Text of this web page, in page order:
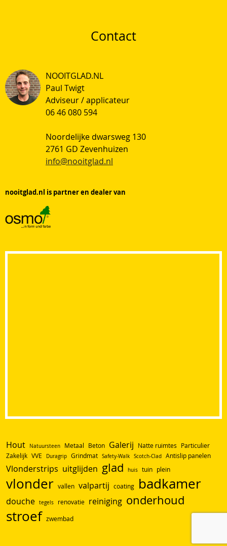
Contact
NOOITGLAD.NL
Paul Twigt
Adviseur / applicateur
06 46 080 594
Noordelijke dwarsweg 130
2761 GD Zevenhuizen
info@nooitglad.nl
nooitglad.nl is partner en dealer van
Hout Natuursteen Metaal Beton Galerij Natte ruimtes
Particulier
Zakelijk VVE Duragrip Grindmat Safety-Walk Scotch-Clad Antislip panelen
Vlonderstrips uitglijden glad huis tuin plein
vlonder vallen valpartij coating badkamer
douche tegels renovatie reiniging onderhoud
stroef zwembad